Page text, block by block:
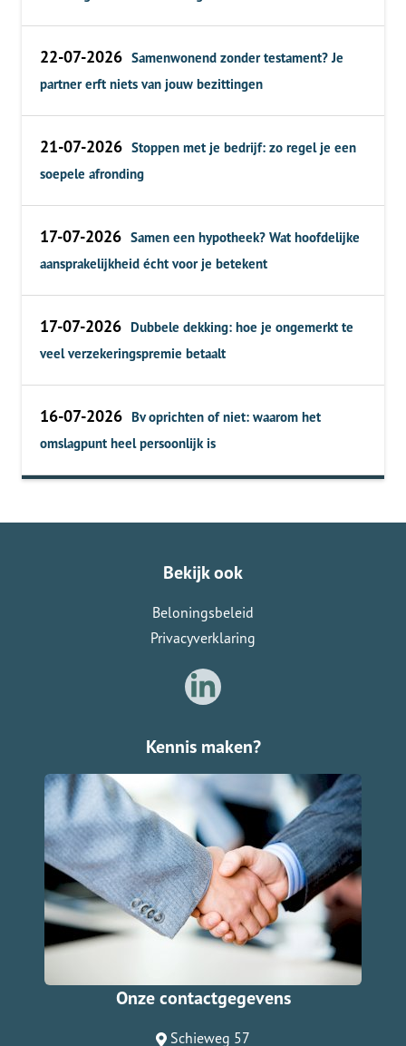
22-07-2026 Samenwonend zonder testament? Je
partner erft niets van jouw bezittingen
21-07-2026 Stoppen met je bedrijf: zo regel je een
soepele afronding
17-07-2026 Samen een hypotheek? Wat hoofdelijke
aansprakelijkheid écht voor je betekent
17-07-2026 Dubbele dekking: hoe je ongemerkt te
veel verzekeringspremie betaalt
16-07-2026 Bv oprichten of niet: waarom het
omslagpunt heel persoonlijk is
Bekijk ook
Beloningsbeleid
Privacyverklaring
Kennis maken?
Onze contactgegevens
Schieweg 57